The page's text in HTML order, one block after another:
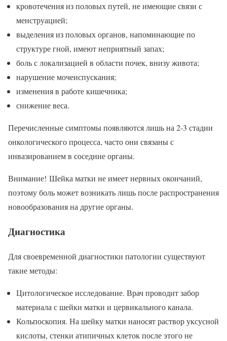
кровотечения из половых путей, не имеющие связи с
менструацией;
выделения из половых органов, напоминающие по
структуре гной, имеют неприятный запах;
боль с локализацией в области почек, внизу живота;
нарушение мочеиспускания;
изменения в работе кишечника;
снижение веса.
Перечисленные симптомы появляются лишь на 2-3 стадии
онкологического процесса, часто они связаны с
инвазированием в соседние органы.
Внимание! Шейка матки не имеет нервных окончаний,
поэтому боль может возникать лишь после распространения
новообразования на другие органы.
Диагностика
Для своевременной диагностики патологии существуют
такие методы:
Цитологическое исследование. Врач проводит забор
материала с шейки матки и цервикального канала.
Кольпоскопия. На шейку матки наносят раствор уксусной
кислоты, стенки атипичных клеток после этого не